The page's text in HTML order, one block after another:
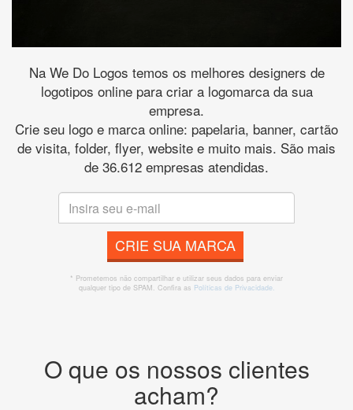
Na We Do Logos temos os melhores designers de
logotipos online para criar a logomarca da sua
empresa.
Crie seu logo e marca online: papelaria, banner, cartão
de visita, folder, flyer, website e muito mais. São mais
de 36.612 empresas atendidas.
CRIE SUA MARCA
* Prometemos não compartilhar e utilizar seus dados para enviar
qualquer tipo de SPAM. Confira as Políticas de Privacidade.
O que os nossos clientes
acham?